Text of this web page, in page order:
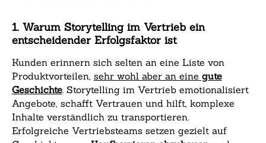
1. Warum Storytelling im Vertrieb ein
entscheidender Erfolgsfaktor ist
Kunden erinnern sich selten an eine Liste von
Produktvorteilen, sehr wohl aber an eine gute
Geschichte. Storytelling im Vertrieb emotionalisiert
Angebote, schafft Vertrauen und hilft, komplexe
Inhalte verständlich zu transportieren.
Erfolgreiche Vertriebsteams setzen gezielt auf